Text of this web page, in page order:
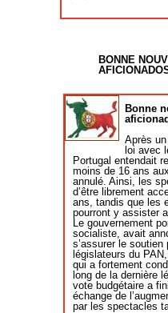
Participeront à ces
cultures taurines.
maire de Nîmes,
comptons sur vous…
Bonne
Après
loi avec
Portugal entendait
moins de 16 ans
annulé. Ainsi, les
d’être librement
ans, tandis que les
pourront y assister
Le gouvernement
socialiste, avait
s’assurer le soutien
législateurs du
qui a fortement
long de la dernière
vote budgétaire a
échange de
par les spectacles
BONNE